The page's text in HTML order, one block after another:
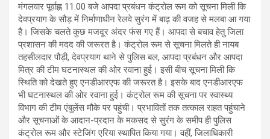
मंगलवार पूर्वाह्न 11.00 बजे आपदा प्रबंधन कंट्रोल रूम को सूचना मिली कि
देवप्रयाग के सौड़ में निर्माणाधीन रेलवे सुरंग में बाढ़ की वजह से मलबा आ गया
है। जिसके चलते कुछ मजदूर अंदर फंस गए हैं। आपदा से बचाव हेतु जिला
प्रशासन की मदद की जरूरत है। कंट्रोल रूम से सूचना मिलते ही नायब
तहसीलदार पौड़ी, देवप्रयाग थाने से पुलिस बल, आपदा प्रबंधन और आपदा
मित्र की टीम घटनास्थल की ओर रवाना हुई। इसी बीच सूचना मिली कि
स्थिति को देखते हुए एनडीआरएफ की जरूरत है। इसके बाद एनडीआरएफ
भी घटनास्थल की ओर रवाना हुई। कंट्रोल रूम की सूचना पर स्वास्थ्य
विभाग की टीम एंबुलेंस मौके पर पहुंची। प्रभावितों तक तत्काल राहत पहुंचाने
और सूचनाओं के आदान-प्रदान के मकसद से सुरंग के समीप ही पुलिस
कंट्रोल रूम और स्टेजिंग एरिया स्थापित किया गया। वहीं, जिलाधिकारी